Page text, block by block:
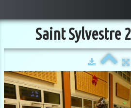
Saint Sylvestre